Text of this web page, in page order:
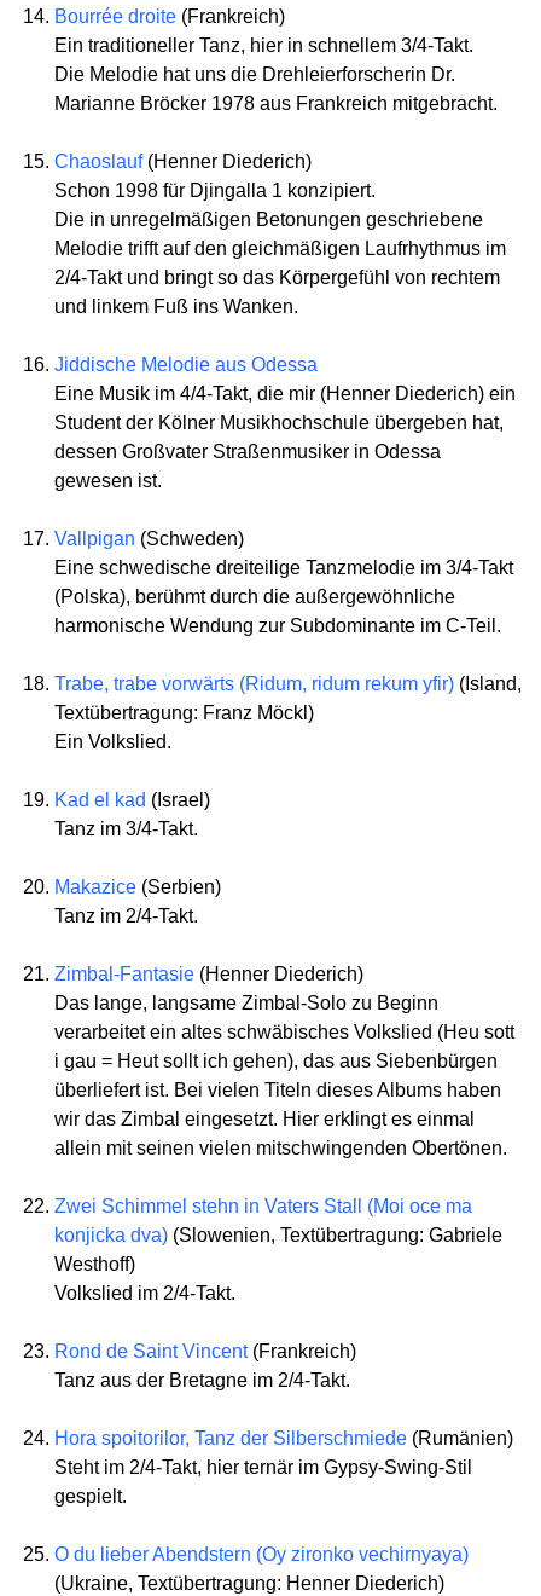
Bourrée droite (Frankreich)
Ein traditioneller Tanz, hier in schnellem 3/4-Takt.
Die Melodie hat uns die Drehleierforscherin Dr.
Marianne Bröcker 1978 aus Frankreich mitgebracht.
Chaoslauf(Henner Diederich)
Schon 1998 für Djingalla 1 konzipiert.
Die in unregelmäßigen Betonungen geschriebene
Melodie trifft auf den gleichmäßigen Laufrhythmus im
2/4-Takt und bringt so das Körpergefühl von rechtem
und linkem Fuß ins Wanken.
Jiddische Melodie aus Odessa
Eine Musik im 4/4-Takt, die mir (Henner Diederich) ein
Student der Kölner Musikhochschule übergeben hat,
dessen Großvater Straßenmusiker in Odessa
gewesen ist.
Vallpigan (Schweden)
Eine schwedische dreiteilige Tanzmelodie im 3/4-Takt
(Polska), berühmt durch die außergewöhnliche
harmonische Wendung zur Subdominante im C-Teil.
Trabe, trabe vorwärts (Ridum, ridum rekum yfir) (Island,
Textübertragung: Franz Möckl)
Ein Volkslied.
Kad el kad (Israel)
Tanz im 3/4-Takt.
Makazice (Serbien)
Tanz im 2/4-Takt.
Zimbal-Fantasie (Henner Diederich)
Das lange, langsame Zimbal-Solo zu Beginn
verarbeitet ein altes schwäbisches Volkslied (Heu sott
i gau = Heut sollt ich gehen), das aus Siebenbürgen
überliefert ist. Bei vielen Titeln dieses Albums haben
wir das Zimbal eingesetzt. Hier erklingt es einmal
allein mit seinen vielen mitschwingenden Obertönen.
Zwei Schimmel stehn in Vaters Stall (Moi oce ma
konjicka dva) (Slowenien, Textübertragung: Gabriele
Westhoff)
Volkslied im 2/4-Takt.
Rond de Saint Vincent(Frankreich)
Tanz aus der Bretagne im 2/4-Takt.
Hora spoitorilor, Tanz der Silberschmiede (Rumänien)
Steht im 2/4-Takt, hier ternär im Gypsy-Swing-Stil
gespielt.
O du lieber Abendstern (Oy zironko vechirnyaya)
(Ukraine, Textübertragung: Henner Diederich)